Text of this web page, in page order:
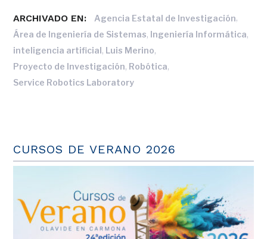
ARCHIVADO EN: Agencia Estatal de Investigación,
Área de Ingeniería de Sistemas, Ingeniería Informática,
inteligencia artificial, Luis Merino,
Proyecto de Investigación, Robótica,
Service Robotics Laboratory
CURSOS DE VERANO 2026